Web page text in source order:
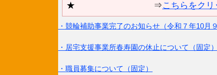
★ ⇒こちらをクリ
・競輪補助事業完了のお知らせ（令和７年10月
・居宅支援事業所春寿園の休止について（固定
・職員募集について（固定）